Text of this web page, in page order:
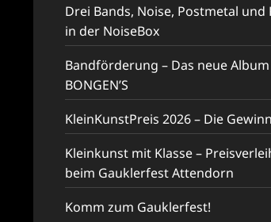
Drei Bands, Noise, Postmetal und
in der NoiseBox
Bandförderung – Das neue
BONGEN’S
KleinKunstPreis 2026 – Die
Kleinkunst mit Klasse –
beim Gauklerfest Attendorn
Komm zum Gauklerfest!